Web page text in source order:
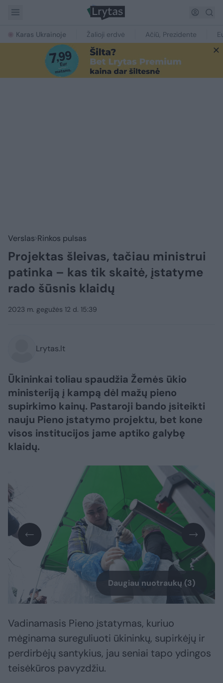
Karas Ukrainoje Žalioji erdvė Ačiū, Prezidente
Verslas Rinkos pulsas
Projektas šleivas, tačiau ministrui
patinka – kas tik skaitė, įstatyme
rado šūsnis klaidų
2023 m. gegužės 12 d. 15:39
Lrytas.lt
Ūkininkai toliau spaudžia Žemės ūkio
ministeriją į kampą dėl mažų pieno
supirkimo kainų. Pastaroji bando įsiteikti
nauju Pieno įstatymo projektu, bet kone
visos institucijos jame aptiko galybę
klaidų.
Daugiau nuotraukų (3)
Vadinamasis Pieno įstatymas, kuriuo
mėginama sureguliuoti ūkininkų, supirkėjų ir
perdirbėjų santykius, jau seniai tapo ydingos
teisėkūros pavyzdžiu.